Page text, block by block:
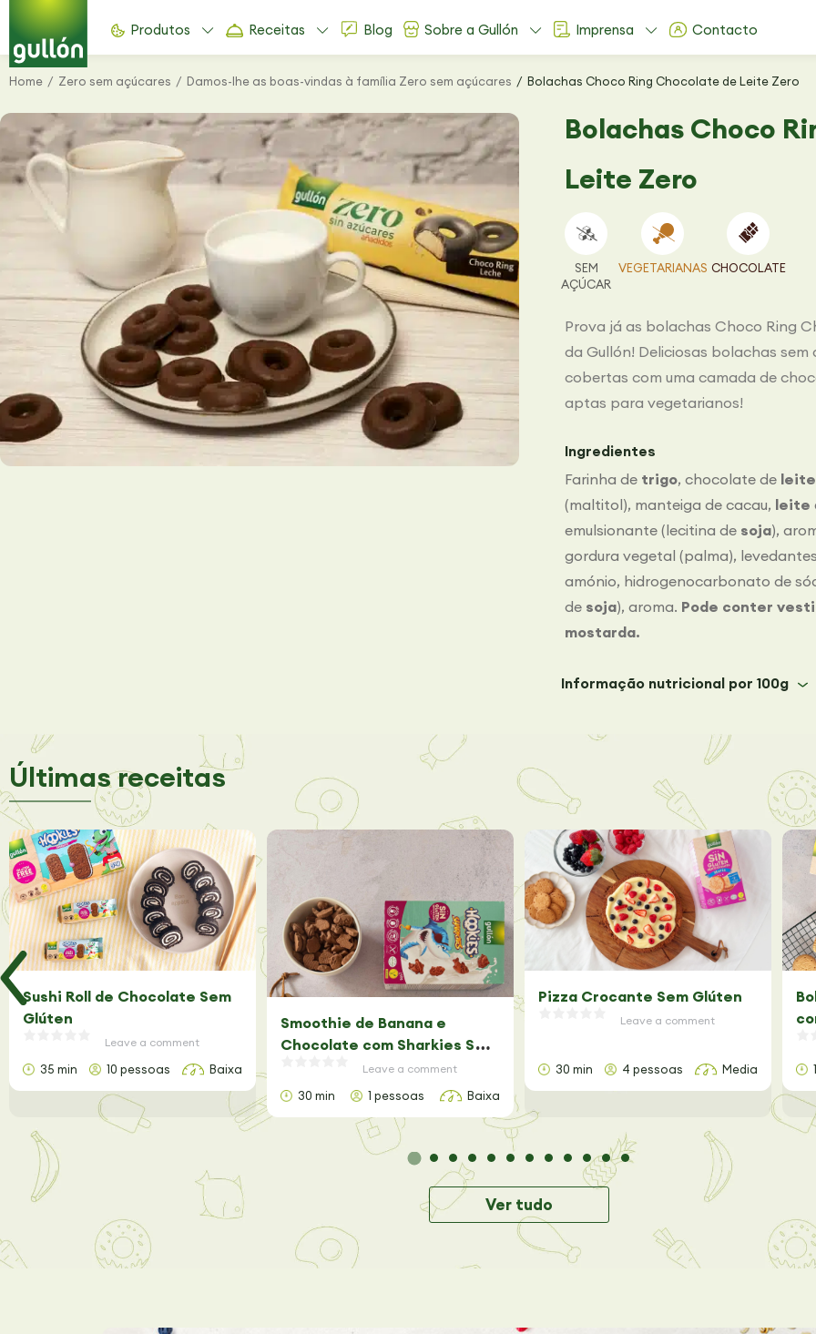
Produtos Receitas Blog Sobre a Gullón Imprensa Contacto
You are here:
Home Zero sem açúcares Damos-lhe as boas-vindas à família Zero sem açúcares Bolachas Choco Ring Chocolate de Leite Zero
Bolachas Choco
Leite Zero
SEM
AÇÚCAR
VEGETARIANAS CHOCOLATE
Prova já as bolachas Choco Ring
da Gullón! Deliciosas bolachas sem
cobertas com uma camada de
aptas para vegetarianos!
Ingredientes
Farinha de trigo, chocolate de leite
(maltitol), manteiga de cacau, leite
emulsionante (lecitina de soja),
gordura vegetal (palma),
amónio, hidrogenocarbonato de
de soja), aroma. Pode conter
mostarda.
Informação nutricional por 100g
Últimas receitas
Sushi Roll de Chocolate Sem
Glúten
Leave a comment
35 min 10 pessoas Baixa
Smoothie de Banana e
Chocolate com Sharkies Sem
Leave a comment
30 min 1 pessoas Baixa
Pizza Crocante Sem Glúten
Leave a comment
30 min 4 pessoas Media
Ver tudo